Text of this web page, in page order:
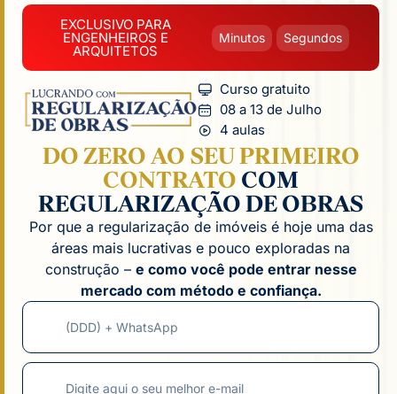
EXCLUSIVO PARA
ENGENHEIROS E
ARQUITETOS
Minutos Segundos
Curso gratuito
08 a 13 de Julho
4 aulas
DO ZERO AO SEU PRIMEIRO
CONTRATO COM
REGULARIZAÇÃO DE OBRAS
Por que a regularização de imóveis é hoje uma das
áreas mais lucrativas e pouco exploradas na
construção – e como você pode entrar nesse
mercado com método e confiança.